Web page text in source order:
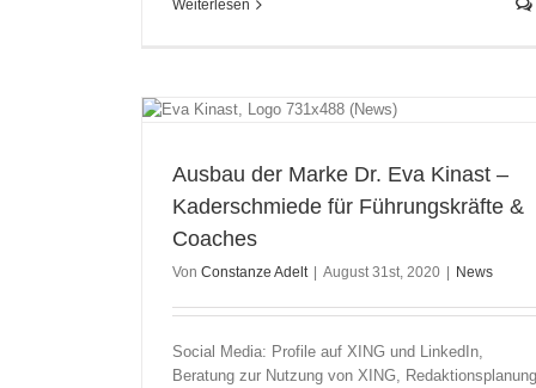
Weiterlesen
Ausbau der Marke Dr. Eva Kinast –
Kaderschmiede für Führungskräfte &
Coaches
Von Constanze Adelt | August 31st, 2020 | News
Social Media: Profile auf XING und LinkedIn,
Beratung zur Nutzung von XING, Redaktionsplanung